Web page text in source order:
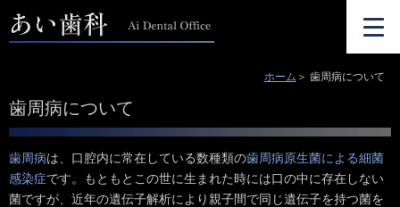
ホーム 歯周病について
歯周病について
歯周病は、口腔内に常在している数種類の歯周病原生菌による細菌
感染症です。もともとこの世に生まれた時には口の中に存在しない
菌ですが、近年の遺伝子解析により親子間で同じ遺伝子を持つ菌を